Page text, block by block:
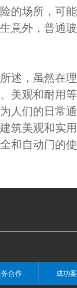
的场所，可
意外，普通
述，虽然在
美观和耐用
人们的日常
筑美观和实
和自动门的
合作 成功